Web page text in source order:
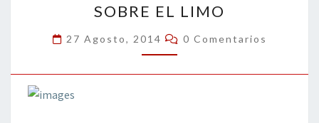
EL
LIMO
SOBRE EL LIMO
27 Agosto, 2014 Comentarios
0 Comentarios